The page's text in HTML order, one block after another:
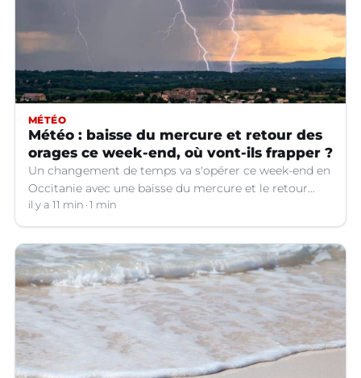
MÉTÉO
Météo : baisse du mercure et retour des
orages ce week-end, où vont-ils frapper ?
Un changement de temps va s'opérer ce week-end en
Occitanie avec une baisse du mercure et le retour
d'orages dans certains départements.
il y a 11 min 1 min